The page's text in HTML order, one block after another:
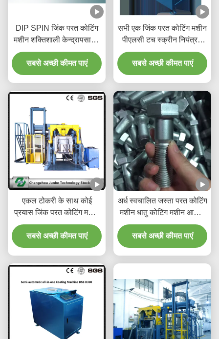
DIP SPIN जिंक परत कोटिंग
मशीन शक्तिशाली केन्द्रापसारक
मोटर छिड़काव और कोटिंग के
साथ
सबसे अच्छी कीमत पाएं
सभी एक जिंक परत कोटिंग मशीन
पीएलसी टच स्क्रीन नियंत्रण
नीले रंग में
सबसे अच्छी कीमत पाएं
एकल टोकरी के साथ कोई
प्रयास जिंक परत कोटिंग मशीन
एल्यूमीनियम कोटिंग मशीन
सबसे अच्छी कीमत पाएं
अर्ध स्वचालित जस्ता परत कोटिंग
मशीन धातु कोटिंग मशीन आसान
काम करते हैं
सबसे अच्छी कीमत पाएं